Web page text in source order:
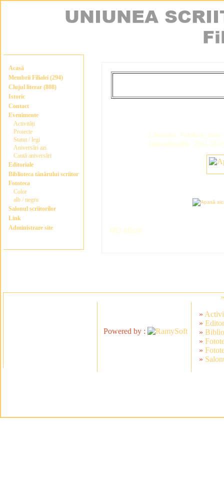
Acasă
Membrii Filialei (294)
Clujul literar (808)
Istoric
Contact
Evenimente
Activități
Proiecte
Statut / legi
Aniversări azi
Caută aniversări
Editoriale
Biblioteca tânărului scriitor
Fototeca
Color
alb / negru
Salonul scriitorilor
Link
Administrare site
Categoria : Fototeca_color
Data adăugării : 2011-10-
682 afișări
Powered by :
»
»
»
»
»
»